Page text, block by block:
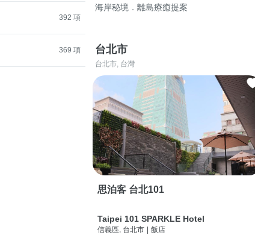
392 項
369 項
海岸秘境．離島療癒提案
台北市
台北市, 台灣
思泊客 台北101
Taipei 101 SPARKLE Hotel
信義區, 台北市 飯店